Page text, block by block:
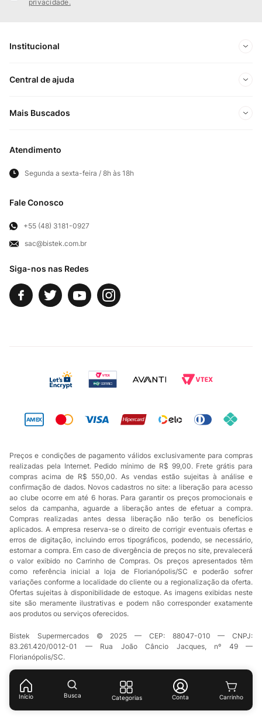
Início Busca Categorias Conta
privacidade.
Siga-nos nas Redes
Institucional
Sobre Nós
Privacidade e Segurança
Panfletos lojas físicas
Central de ajuda
Minha conta
Acompanhe seu pedido
Frete e Entregas
Troca e Devoluções
Exercício de Direito
Fale Conosco
Mais Buscados
Atendimento
Segunda a sexta-feira / 8h às 18h
Fale Conosco
+55 (48) 3181-0927
sac@bistek.com.br
Preços e condições de pagamento válidos exclusivamente para compras
realizadas pela Internet. Pedido mínimo de R$ 99,00. Frete grátis para
compras acima de R$ 550,00. As vendas estão sujeitas à análise e
confirmação de dados. Novos cadastros no site: a liberação para acesso
ao clube ocorre em até 6 horas. Para garantir os preços promocionais e
selos da campanha, aguarde a liberação antes de efetuar a compra.
Compras realizadas antes dessa liberação não terão os benefícios
aplicados. A empresa reserva-se o direito de corrigir eventuais ofertas e
erros de digitação, incluindo erros tipográficos, podendo, se necessário,
estornar a compra. Em caso de divergência de preços no site, prevalecerá
o valor exibido no Carrinho de Compras. Os preços apresentados têm
como referência inicial a loja de Florianópolis/SC e poderão sofrer
variações conforme a localidade do cliente ou a regionalização da oferta.
Ofertas sujeitas à disponibilidade de estoque. As imagens exibidas neste
site são meramente ilustrativas e podem não corresponder exatamente
aos produtos ou serviços oferecidos.
Bistek Supermercados © 2025 — CEP: 88047-010 — CNPJ:
83.261.420/0012-01 — Rua João Câncio Jacques, nº 49 —
Florianópolis/SC.